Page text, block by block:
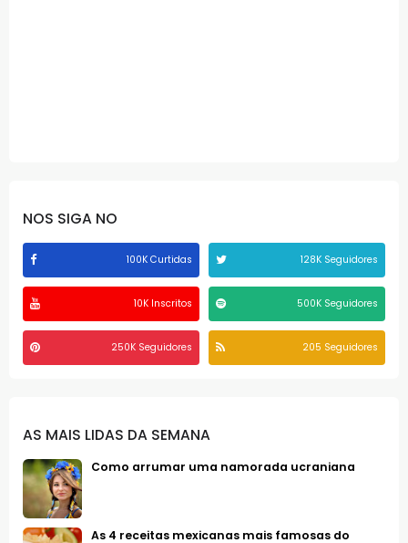
NOS SIGA NO
100K Curtidas 128K Seguidores
10K Inscritos 500K Seguidores
250K Seguidores 205 Seguidores
AS MAIS LIDAS DA SEMANA
Como arrumar uma namorada ucraniana
As 4 receitas mexicanas mais famosas do